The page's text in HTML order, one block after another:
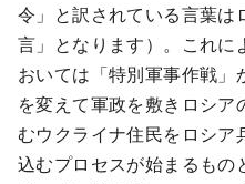
令」と訳されている言葉は
言」となります）。これに
おいては「特別軍事作戦
を変えて軍政を敷きロシ
むウクライナ住民をロシア
込むプロセスが始まるもの